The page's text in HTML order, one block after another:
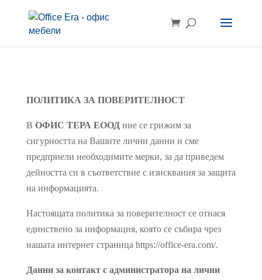
ПОЛИТИКА ЗА ПОВЕРИТЕЛНОСТ
В ОФИС ТЕРА ЕООДние се грижим за
сигурността на Вашите лични данни и сме
предприели необходимите мерки, за да приведем
дейността си в съответствие с изисквания за защита
на информацията.
Настоящата политика за поверителност се отнася
единствено за информация, която се събира чрез
нашата интернет страница https://office-era.com/.
Данни за контакт с администратора на лични